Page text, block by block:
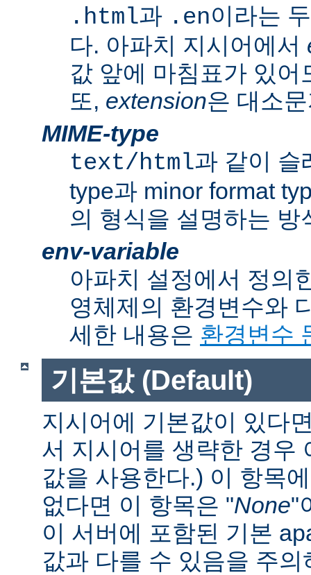
.html과 .en이라는
다. 아파치 지시어에서
값 앞에 마침표가 있
또, extension은 대소
MIME-type
text/html과 같이 슬
type과 minor format
의 형식을 설명하는 방
env-variable
아파치 설정에서 정의
영체제의 환경변수와
세한 내용은 환경변수
기본값 (Default)
지시어에 기본값이 있다
서 지시어를 생략한 경우
값을 사용한다.) 이 항목
없다면 이 항목은 "None"
이 서버에 포함된 기본
값과 다를 수 있음을 주의